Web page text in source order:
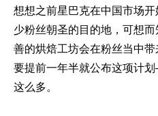
想想之前星巴克在中国市场
少粉丝朝圣的目的地，可想
善的烘焙工坊会在粉丝当中
要提前一年半就公布这项计
这么多。